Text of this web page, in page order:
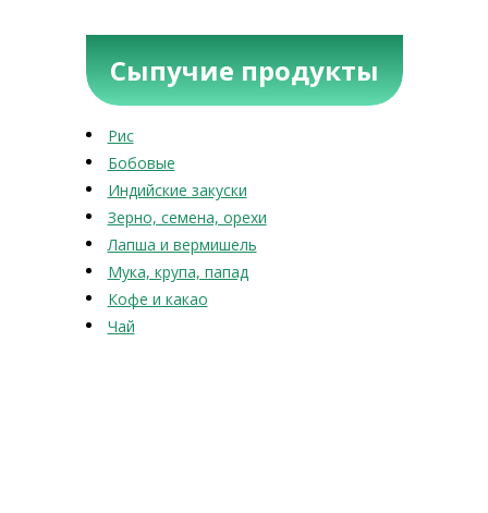
Сыпучие продукты
Рис
Бобовые
Индийские закуски
Зерно, семена, орехи
Лапша и вермишель
Мука, крупа, папад
Кофе и какао
Чай